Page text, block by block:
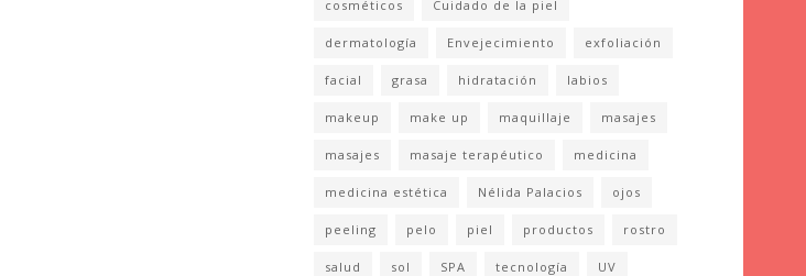
cosméticos Cuidado de la piel
dermatología Envejecimiento exfoliación
facial grasa hidratación labios
makeup make up maquillaje masajes
masajes masaje terapéutico medicina
medicina estética Nélida Palacios ojos
peeling pelo piel productos rostro
salud sol SPA tecnología UV